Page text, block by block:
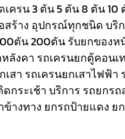
เครน 3 ตัน 5 ตัน 8 ตัน
สร้าง อุปกรณ์ทุกชนิดบริ
ตัน 200ตัน รับยกของ
ลังคา รถเครนยกตู้คอน
สา รถเครนยกเสาไฟฟ้
กระเช้าบริการ รถยกร
งทาง ยกรถป้ายแดง ย